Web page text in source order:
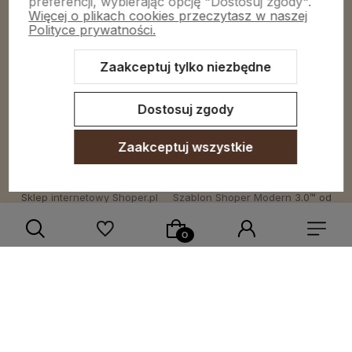
Obsługa klienta
Sklep internetowy Shoper.pl Szablon Shoper Modern 3.0™ od
Więcej o plikach cookies przeczytasz w naszej
Polityce prywatności.
Zaakceptuj tylko niezbędne
Dostosuj zgody
Zaakceptuj wszystkie